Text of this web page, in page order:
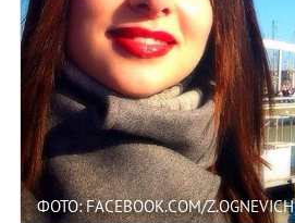
ФОТО: FACEBOOK.COM/Z.OGNEVICH